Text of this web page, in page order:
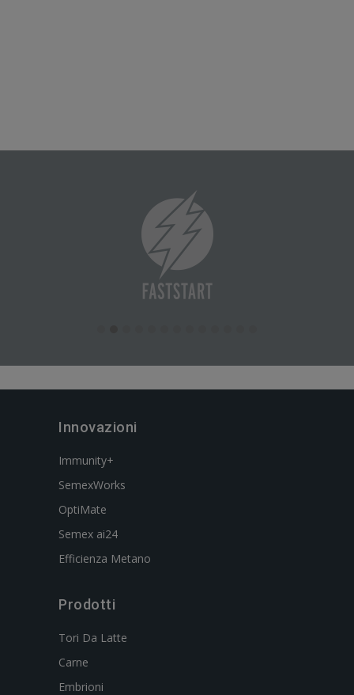
Innovazioni
Immunity+
SemexWorks
OptiMate
Semex ai24
Efficienza Metano
Prodotti
Tori Da Latte
Carne
Embrioni